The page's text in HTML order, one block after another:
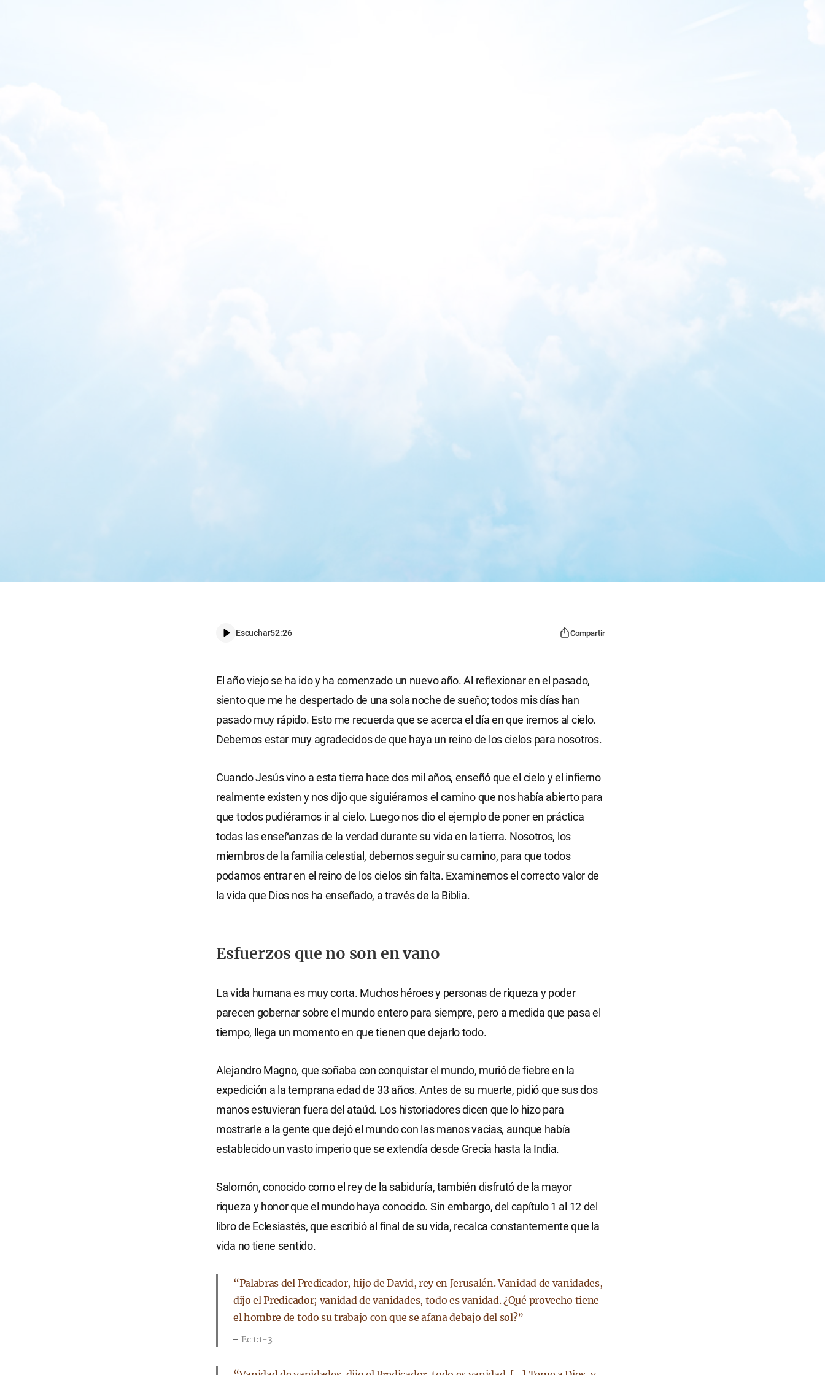
Escuchar52:26 Compartir
El año viejo se ha ido y ha comenzado un nuevo año. Al reflexionar en el pasado,
siento que me he despertado de una sola noche de sueño; todos mis días han
pasado muy rápido. Esto me recuerda que se acerca el día en que iremos al cielo.
Debemos estar muy agradecidos de que haya un reino de los cielos para nosotros.
Cuando Jesús vino a esta tierra hace dos mil años, enseñó que el cielo y el infierno
realmente existen y nos dijo que siguiéramos el camino que nos había abierto para
que todos pudiéramos ir al cielo. Luego nos dio el ejemplo de poner en práctica
todas las enseñanzas de la verdad durante su vida en la tierra. Nosotros, los
miembros de la familia celestial, debemos seguir su camino, para que todos
podamos entrar en el reino de los cielos sin falta. Examinemos el correcto valor de
la vida que Dios nos ha enseñado, a través de la Biblia.
Esfuerzos que no son en vano
La vida humana es muy corta. Muchos héroes y personas de riqueza y poder
parecen gobernar sobre el mundo entero para siempre, pero a medida que pasa el
tiempo, llega un momento en que tienen que dejarlo todo.
Alejandro Magno, que soñaba con conquistar el mundo, murió de fiebre en la
expedición a la temprana edad de 33 años. Antes de su muerte, pidió que sus dos
manos estuvieran fuera del ataúd. Los historiadores dicen que lo hizo para
mostrarle a la gente que dejó el mundo con las manos vacías, aunque había
establecido un vasto imperio que se extendía desde Grecia hasta la India.
Salomón, conocido como el rey de la sabiduría, también disfrutó de la mayor
riqueza y honor que el mundo haya conocido. Sin embargo, del capítulo 1 al 12 del
libro de Eclesiastés, que escribió al final de su vida, recalca constantemente que la
vida no tiene sentido.
“Palabras del Predicador, hijo de David, rey en Jerusalén. Vanidad de vanidades,
dijo el Predicador; vanidad de vanidades, todo es vanidad. ¿Qué provecho tiene
el hombre de todo su trabajo con que se afana debajo del sol?”
Ec 1:1-3